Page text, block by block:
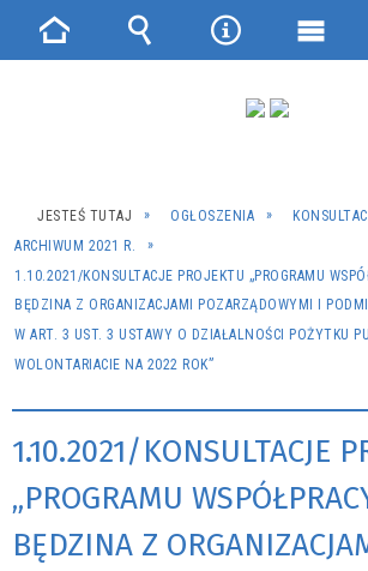
JESTEŚ TUTAJ OGŁOSZENIA
ARCHIWUM 2021 R.
1.10.2021/KONSULTACJE PROJEKTU „PROGRAMU
BĘDZINA Z ORGANIZACJAMI POZARZĄDOWYMI I
W ART. 3 UST. 3 USTAWY O DZIAŁALNOŚCI POŻYTKU
WOLONTARIACIE NA 2022 ROK”
1.10.2021/KONSULTACJE
„PROGRAMU
BĘDZINA Z
Strona Wyszukiwarka
NarzędziaMenu